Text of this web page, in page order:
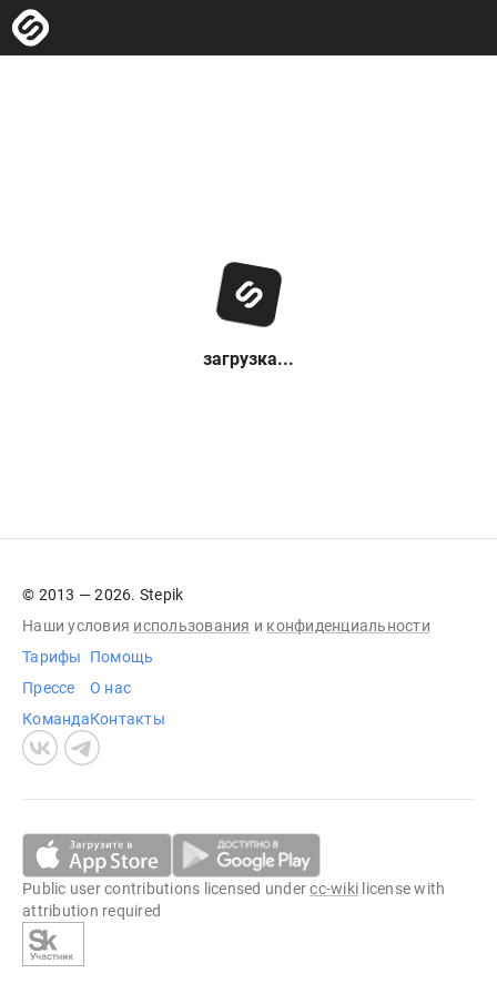
загрузка...
© 2013 — 2026. Stepik
Наши условия использования и конфиденциальности
Тарифы
Прессе
Команда
Помощь
О нас
Контакты
Public user contributions licensed undercc-wiki license with
attribution required